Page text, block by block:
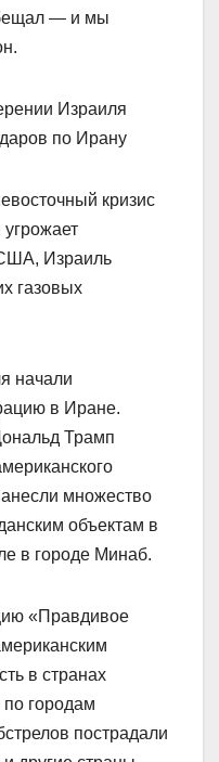
— и мы
кризис
Израиль
газовых
начали
в Иране.
Трамп
множество
объектам в
в городе Минаб.
«Правдивое
в странах
по городам
пострадали